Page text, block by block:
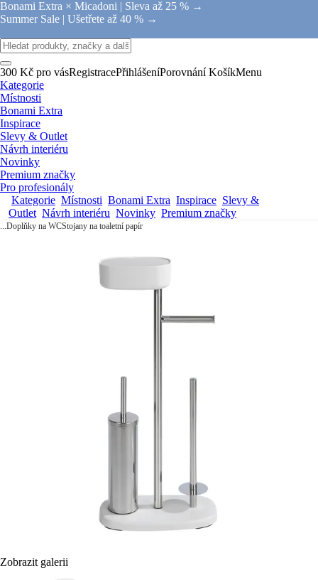
Bonami Extra × Micadoni | Sleva až 25 % →
Summer Sale | Ušetřete až 40 % →
300 Kč pro vásRegistracePřihlášeníPorovnání KošíkMenu
Kategorie
Místnosti
Bonami Extra
Inspirace
Slevy & Outlet
Návrh interiéru
Novinky
Premium značky
Pro profesionály
Kategorie Místnosti Bonami Extra Inspirace Slevy &
Outlet Návrh interiéru Novinky Premium značky
...Doplňky na WCStojany na toaletní papír
Zobrazit galerii